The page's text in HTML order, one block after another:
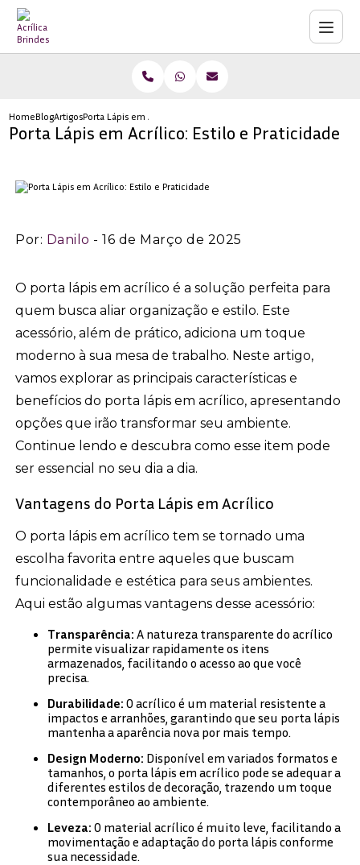
HomeBlogArtigosPorta Lápis em Acrílico: Estilo e Praticidade
Porta Lápis em Acrílico: Estilo e Praticidade
Por: Danilo - 16 de Março de 2025
O porta lápis em acrílico é a solução perfeita para
quem busca aliar organização e estilo. Este
acessório, além de prático, adiciona um toque
moderno à sua mesa de trabalho. Neste artigo,
vamos explorar as principais características e
benefícios do porta lápis em acrílico, apresentando
opções que irão transformar seu ambiente.
Continue lendo e descubra como esse item pode
ser essencial no seu dia a dia.
Vantagens do Porta Lápis em Acrílico
O porta lápis em acrílico tem se tornado uma
escolha favorita entre aqueles que buscam
funcionalidade e estética para seus ambientes.
Aqui estão algumas vantagens desse acessório:
Transparência: A natureza transparente do acrílico
permite visualizar rapidamente os itens
armazenados, facilitando o acesso ao que você
precisa.
Durabilidade: O acrílico é um material resistente a
impactos e arranhões, garantindo que seu porta lápis
mantenha a aparência nova por mais tempo.
Design Moderno: Disponível em variados formatos e
tamanhos, o porta lápis em acrílico pode se adequar a
diferentes estilos de decoração, trazendo um toque
contemporâneo ao ambiente.
Leveza: O material acrílico é muito leve, facilitando a
movimentação e adaptação do porta lápis conforme
sua necessidade.